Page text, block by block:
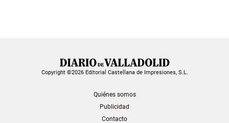
Copyright ©2026 Editorial Castellana de Impresiones, S.L.
Quiénes somos
Publicidad
Contacto